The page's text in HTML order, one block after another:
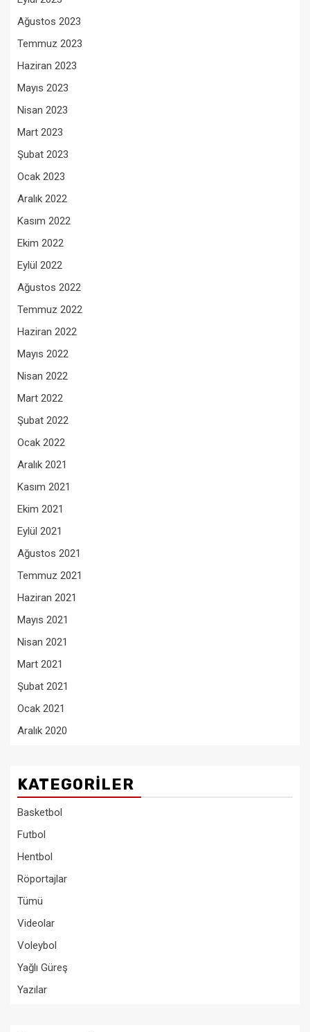
Ağustos 2023
Temmuz 2023
Haziran 2023
Mayıs 2023
Nisan 2023
Mart 2023
Şubat 2023
Ocak 2023
Aralık 2022
Kasım 2022
Ekim 2022
Eylül 2022
Ağustos 2022
Temmuz 2022
Haziran 2022
Mayıs 2022
Nisan 2022
Mart 2022
Şubat 2022
Ocak 2022
Aralık 2021
Kasım 2021
Ekim 2021
Eylül 2021
Ağustos 2021
Temmuz 2021
Haziran 2021
Mayıs 2021
Nisan 2021
Mart 2021
Şubat 2021
Ocak 2021
Aralık 2020
KATEGORILER
Basketbol
Futbol
Hentbol
Röportajlar
Tümü
Videolar
Voleybol
Yağlı Güreş
Yazılar